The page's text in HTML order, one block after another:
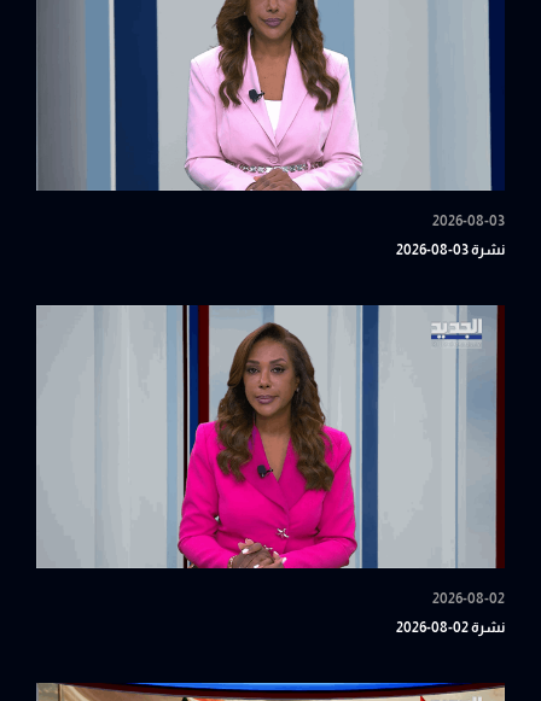
2026-08-03
نشرة 03-08-2026
2026-08-02
نشرة 02-08-2026